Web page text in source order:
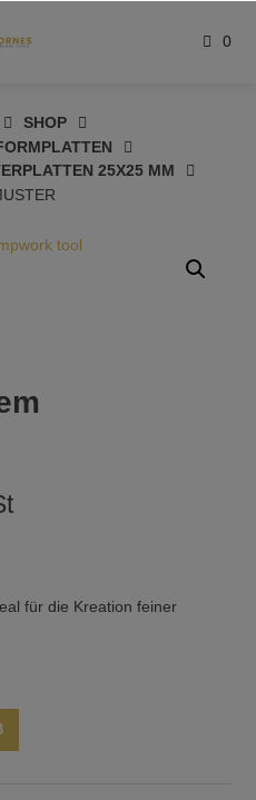
0
SHOP
25X25 MM
für die Kreation feiner